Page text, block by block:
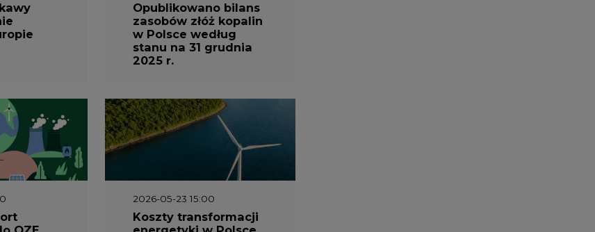
OZE.
w
Koszty transformacji
energetyki w Polsce
do 2040 roku –
sprawdzamy wnioski